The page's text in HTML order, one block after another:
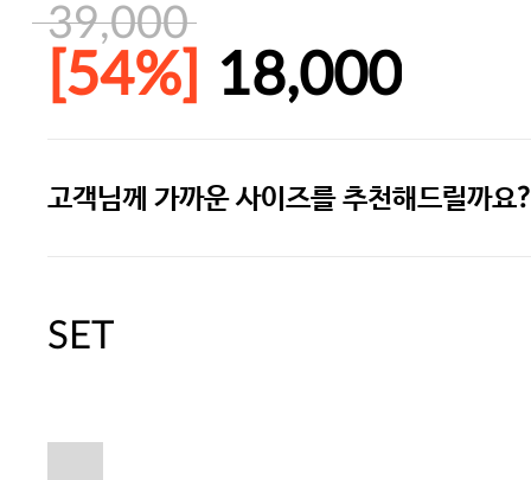
39,000
[54%] 18,000
주말특가 20%(8.7~8.9)/5만원 이
고객님께 가까운 사이즈를 추천해드릴까요?
SET